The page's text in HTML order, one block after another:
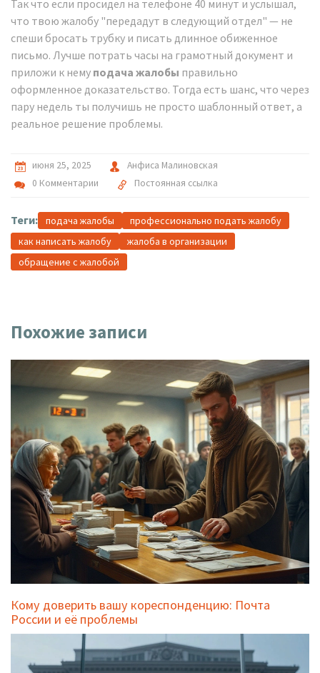
Так что если просидел на телефоне 40 минут и услышал,
что твою жалобу "передадут в следующий отдел" — не
спеши бросать трубку и писать длинное обиженное
письмо. Лучше потрать часы на грамотный документ и
приложи к нему подача жалобы правильно
оформленное доказательство. Тогда есть шанс, что через
пару недель ты получишь не просто шаблонный ответ, а
реальное решение проблемы.
июня 25, 2025
Анфиса Малиновская
0 Комментарии
Постоянная ссылка
Теги: подача жалобы
профессионально подать жалобу
как написать жалобу
жалоба в организации
обращение с жалобой
Похожие записи
Кому доверить вашу кореспонденцию: Почта
России и её проблемы